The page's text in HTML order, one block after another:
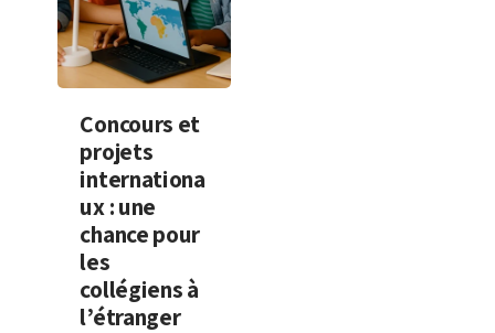
Concours et
projets
internationa
ux : une
chance pour
les
collégiens à
l’étranger